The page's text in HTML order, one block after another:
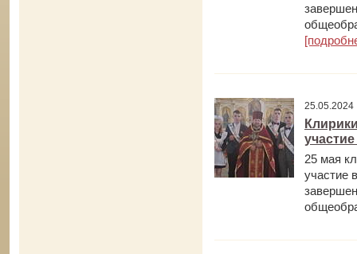
25 мая
участие